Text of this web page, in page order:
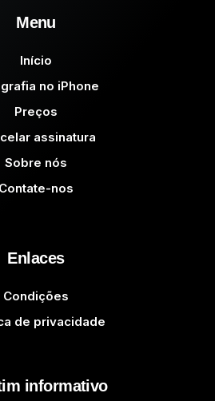
Menu
Início
no iPhone
Preços
assinatura
Sobre nós
Contate-nos
Enlaces
Condições
de privacidade
informativo